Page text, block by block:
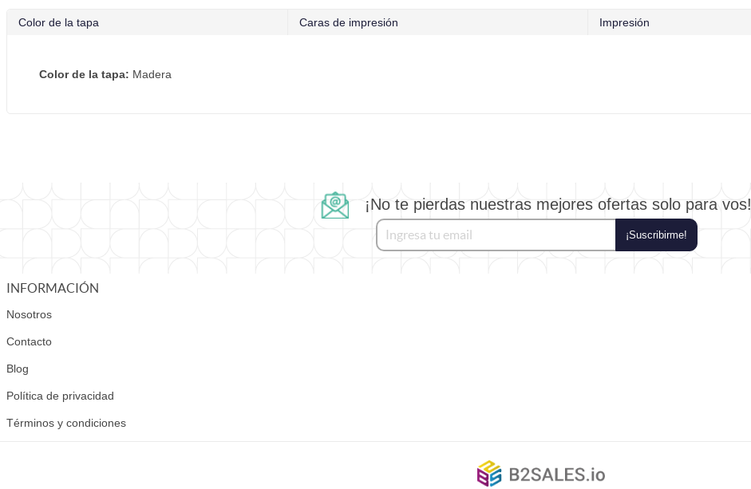
Color de la tapa Caras de impresión Impresión
Color de la tapa: Madera
¡No te pierdas nuestras mejores ofertas solo para vos!
¡Suscribirme!
INFORMACIÓN
Nosotros
Contacto
Blog
Política de privacidad
Términos y condiciones